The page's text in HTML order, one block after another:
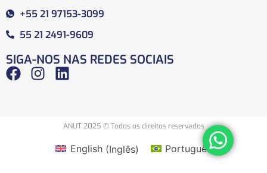
+55 21 97153-3099
55 21 2491-9609
SIGA-NOS NAS REDES SOCIAIS
ANUT 2025 © Todos os direitos reservados
English(Inglês) Português